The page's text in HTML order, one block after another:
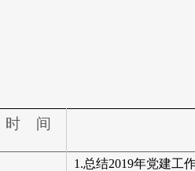
时 间
1.总结2019年党建工